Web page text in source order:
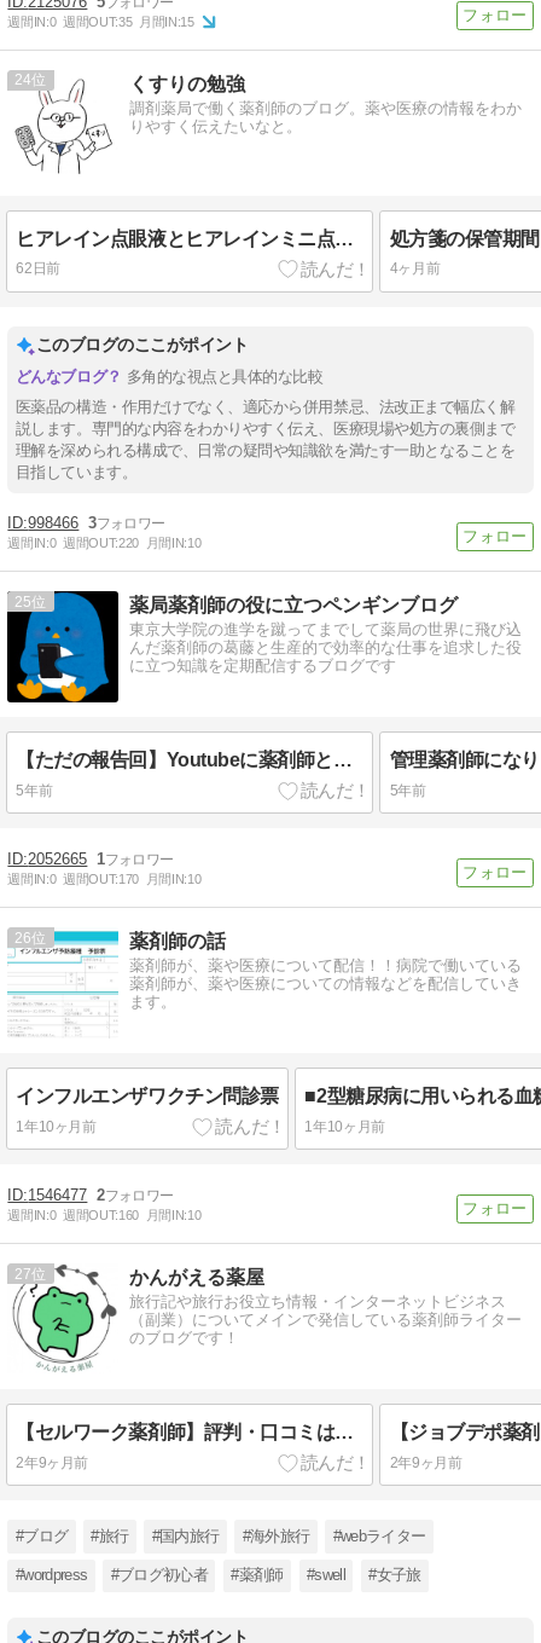
週間IN:0 週間OUT:35 月間IN:15
24 くすりの勉強
調剤薬局で働く薬剤師のブログ。薬や医療の情報をわか
りやすく伝えたいなと。
ヒアレイン点眼液とヒアレインミニ点眼液の適応症は違う？
62日前 4ヶ月前
このブログのここがポイント
多角的な視点と具体的な比較
医薬品の構造・作用だけでなく、適応から併用禁忌、法改正まで幅広く解
説します。専門的な内容をわかりやすく伝え、医療現場や処方の裏側まで
理解を深められる構成で、日常の疑問や知識欲を満たす一助となることを
目指しています。
998466 3
週間IN:0 週間OUT:220 月間IN:10
25 薬局薬剤師の役に立つペンギンブログ
東京大学院の進学を蹴ってまでして薬局の世界に飛び込
んだ薬剤師の葛藤と生産的で効率的な仕事を追求した役
に立つ知識を定期配信するブログです
【ただの報告回】Youtubeに薬剤師として出演します😱💦
5年前
管理薬剤師にな
5年前
2052665 1
週間IN:0 週間OUT:170 月間IN:10
26 薬剤師の話
薬剤師が、薬や医療について配信！！病院で働いている
薬剤師が、薬や医療についての情報などを配信していき
ます。
インフルエンザワクチン問診票
1年10ヶ月前 1年10ヶ月前
1546477 2
週間IN:0 週間OUT:160 月間IN:10
27 かんがえる薬屋
旅行記や旅行お役立ち情報・インターネットビジネス
（副業）についてメインで発信している薬剤師ライター
のブログです！
【セルワーク薬剤師】評判・口コミは？求人数が圧倒的！現役薬剤師が徹底解説！
2年9ヶ月前 2年9ヶ月前
#ブログ #旅行 #国内旅行 #海外旅行 #webライター
#wordpress #ブログ初心者 #薬剤師 #swell #女子旅
このブログのここがポイント